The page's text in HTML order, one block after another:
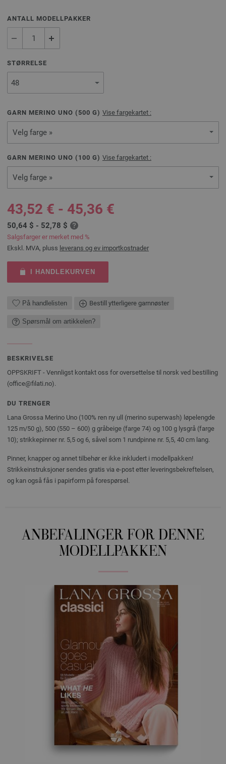
ANTALL MODELLPAKKER
STØRRELSE
GARN MERINO UNO ( 500 G) Vise fargekartet :
Velg farge »
GARN MERINO UNO ( 100 G) Vise fargekartet :
Velg farge »
43,52 € - 45,36 €
50,64 $ - 52,78 $
Salgsfarger er merket med %
Ekskl. MVA, pluss leverans og ev importkostnader
I HANDLEKURVEN
På handlelisten Bestill ytterligere garnnøster
Spørsmål om artikkelen?
BESKRIVELSE
OPPSKRIFT - Vennligst kontakt oss for oversettelse til norsk ved bestilling
(office@filati.no).
DU TRENGER
Lana Grossa Merino Uno (100% ren ny ull (merino superwash) løpelengde
125 m/50 g), 500 (550 – 600) g gråbeige (farge 74) og 100 g lysgrå (farge
10); strikkepinner nr. 5,5 og 6, såvel som 1 rundpinne nr. 5,5, 40 cm lang.
Pinner, knapper og annet tilbehør er ikke inkludert i modellpakken!
Strikkeinstruksjoner sendes gratis via e-post etter leveringsbekreftelsen,
og kan også fås i papirform på forespørsel.
ANBEFALINGER FOR DENNE
MODELLPAKKEN